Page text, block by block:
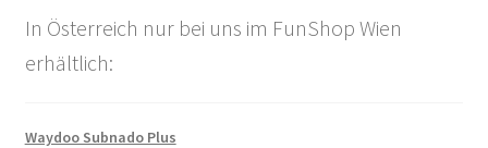
In Österreich nur bei uns im FunShop Wien
erhältlich:
Waydoo Subnado Plus